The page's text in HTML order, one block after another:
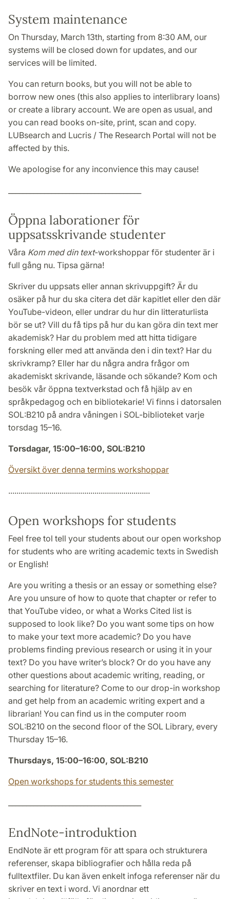
System maintenance
On Thursday, March 13th, starting from 8:30 AM, our
systems will be closed down for updates, and our
services will be limited.
You can return books, but you will not be able to
borrow new ones (this also applies to interlibrary loans)
or create a library account. We are open as usual, and
you can read books on-site, print, scan and copy.
LUBsearch and Lucris / The Research Portal will not be
affected by this.
We apologise for any inconvience this may cause!
Öppna laborationer för
uppsatsskrivande studenter
Våra Kom med din text-workshoppar för studenter är i
full gång nu. Tipsa gärna!
Skriver du uppsats eller annan skrivuppgift? Är du
osäker på hur du ska citera det där kapitlet eller den där
YouTube-videon, eller undrar du hur din litteraturlista
bör se ut? Vill du få tips på hur du kan göra din text mer
akademisk? Har du problem med att hitta tidigare
forskning eller med att använda den i din text? Har du
skrivkramp? Eller har du några andra frågor om
akademiskt skrivande, läsande och sökande? Kom och
besök vår öppna textverkstad och få hjälp av en
språkpedagog och en bibliotekarie! Vi finns i datorsalen
SOL:B210 på andra våningen i SOL-biblioteket varje
torsdag 15–16.
Torsdagar, 15:00–16:00, SOL:B210
Översikt över denna termins workshoppar
.....................................................................
Open workshops for students
Feel free tol tell your students about our open workshop
for students who are writing academic texts in Swedish
or English!
Are you writing a thesis or an essay or something else?
Are you unsure of how to quote that chapter or refer to
that YouTube video, or what a Works Cited list is
supposed to look like? Do you want some tips on how
to make your text more academic? Do you have
problems finding previous research or using it in your
text? Do you have writer’s block? Or do you have any
other questions about academic writing, reading, or
searching for literature? Come to our drop-in workshop
and get help from an academic writing expert and a
librarian! You can find us in the computer room
SOL:B210 on the second floor of the SOL Library, every
Thursday 15–16.
Thursdays, 15:00–16:00, SOL:B210
Open workshops for students this semester
EndNote-introduktion
EndNote är ett program för att spara och strukturera
referenser, skapa bibliografier och hålla reda på
fulltextfiler. Du kan även enkelt infoga referenser när du
skriver en text i word. Vi anordnar ett